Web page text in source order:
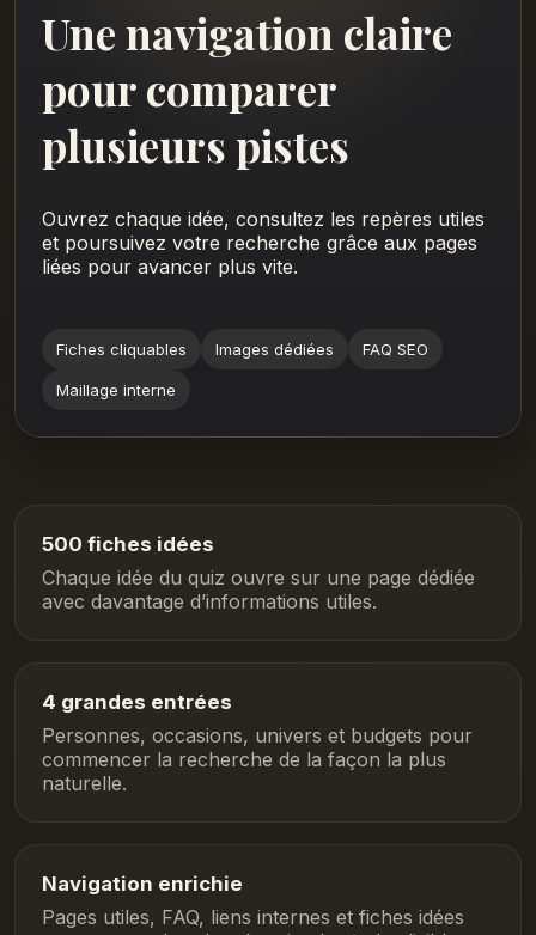
Une navigation claire
pour comparer
plusieurs pistes
Ouvrez chaque idée, consultez les repères utiles
et poursuivez votre recherche grâce aux pages
liées pour avancer plus vite.
Fiches cliquables Images dédiées FAQ SEO
Maillage interne
500 fiches idées
Chaque idée du quiz ouvre sur une page dédiée
avec davantage d’informations utiles.
4 grandes entrées
Personnes, occasions, univers et budgets pour
commencer la recherche de la façon la plus
naturelle.
Navigation enrichie
Pages utiles, FAQ, liens internes et fiches idées